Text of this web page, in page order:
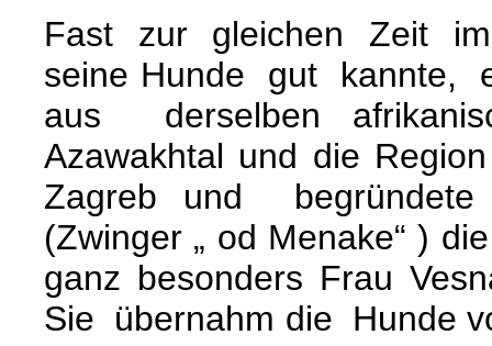
Fast zur gleichen Zeit
seine Hunde gut kannte,
aus derselben
Azawakhtal und die
Zagreb und
(Zwinger „ od Menake“ )
ganz besonders Frau
Sie übernahm die Hunde